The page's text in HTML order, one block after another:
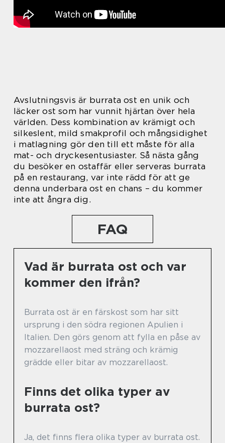
Avslutningsvis är burrata ost en unik och
läcker ost som har vunnit hjärtan över hela
världen. Dess kombination av krämigt och
silkeslent, mild smakprofil och mångsidighet
i matlagning gör den till ett måste för alla
mat- och dryckesentusiaster. Så nästa gång
du besöker en ostaffär eller serveras burrata
på en restaurang, var inte rädd för att ge
denna underbara ost en chans – du kommer
inte att ångra dig.
FAQ
Vad är burrata ost och var
kommer den ifrån?
Burrata ost är en färskost som har sitt
ursprung i den södra regionen Apulien i
Italien. Den görs genom att fylla en påse av
mozzarellaost med sträng och krämig
grädde eller bitar av mozzarellaost.
Finns det olika typer av
burrata ost?
Ja, det finns flera olika typer av burrata ost.